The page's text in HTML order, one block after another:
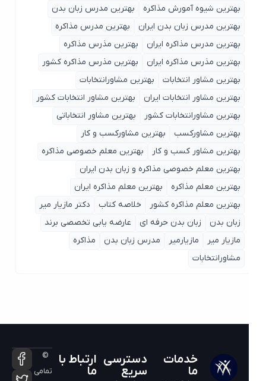
بهترین شیوه آمورش مذاکره
بهترین مدرس زبان بدن
بهترین مدرس زبان بدن ایران
بهترین مدرس مذاکره
بهترین مدرس مذاکره ایران
بهترین مذرس مذاکره
بهترین مذرس مذاکره ایران
بهترین مذرس مذاکره کشور
بهترین مشاور انتخابات
بهترین مشاورانتخابات
بهترین مشاور انتخابات ایران
بهترین مشاور انتخابات کشور
بهترین مشاورانتخابات کشور
بهترین مشاور انتخاباتی
بهترین مشاورکسب
بهترین مشاورکسب و کار
بهترین مشاور کسب و کار
بهترین معلم خصوصی مذاکره
بهترین معلم خصوصی مذاکره و زبان بدن ایران
بهترین معلم مذاکره
بهترین معلم مذاکره ایران
بهترین معلم مذاکره کشور
خلاصه کتاب
دکتر مازیار میر
زبان بدن
زبان بدن حرفه ای
عارضه یابی تخصصی برند
مازیار میر
مازیارمیر مدرس زبان بدن
مذاکره
مشاورانتخابات
خدمات دسترسی
سریع
ارتباط با
©
تمامی